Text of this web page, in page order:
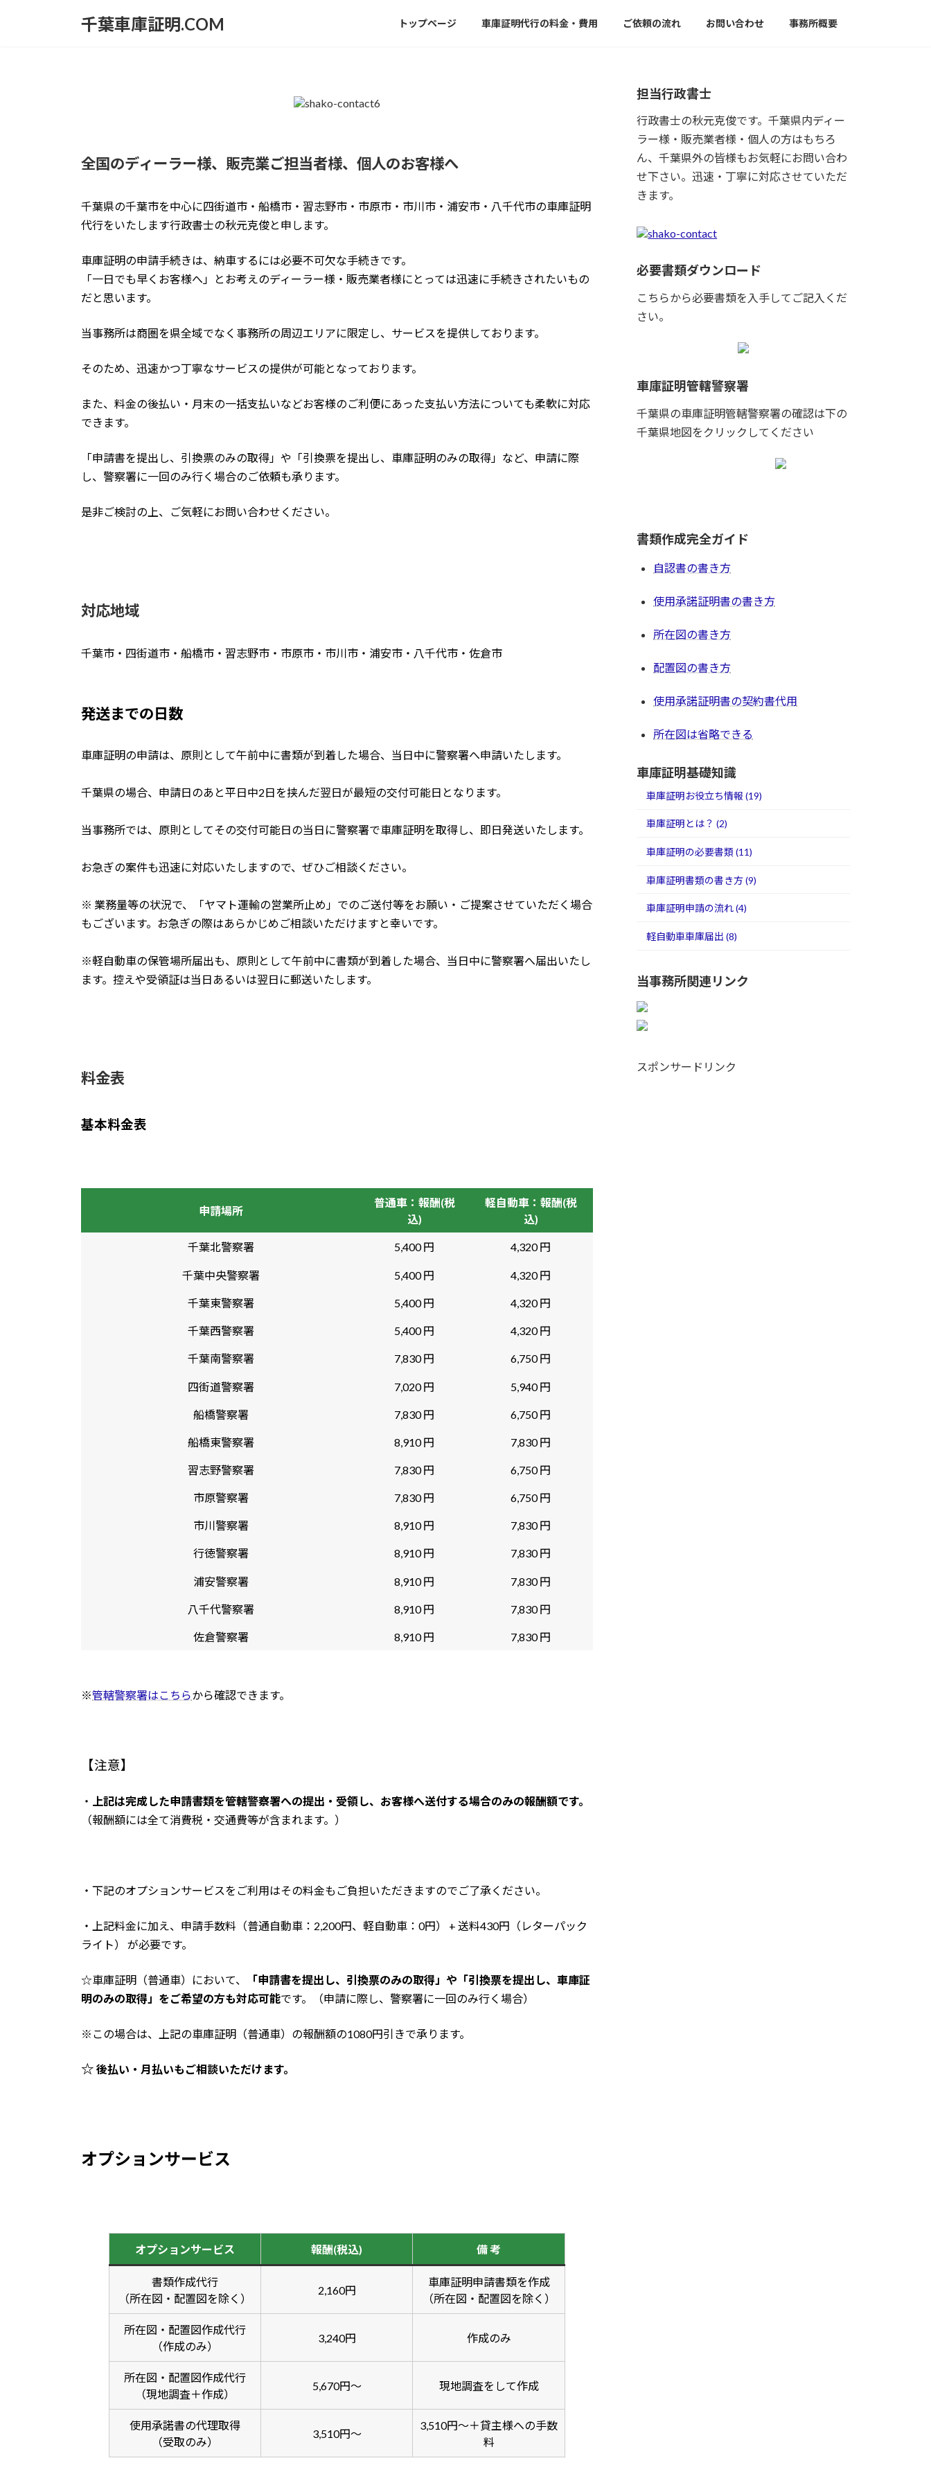
千葉車庫証明.COM トップページ 車庫証明代行の料金・費用 ご依頼の流れ お問い合わせ 事務所概要
全国のディーラー様、販売業ご担当者様、個人のお客様へ
千葉県の千葉市を中心に四街道市・船橋市・習志野市・市原市・市川市・浦安市・八千代市の車庫証明
代行をいたします行政書士の秋元克俊と申します。
車庫証明の申請手続きは、納車するには必要不可欠な手続きです。
「一日でも早くお客様へ」とお考えのディーラー様・販売業者様にとっては迅速に手続きされたいもの
だと思います。
当事務所は商圏を県全域でなく事務所の周辺エリアに限定し、サービスを提供しております。
そのため、迅速かつ丁寧なサービスの提供が可能となっております。
また、料金の後払い・月末の一括支払いなどお客様のご利便にあった支払い方法についても柔軟に対応
できます。
「申請書を提出し、引換票のみの取得」や「引換票を提出し、車庫証明のみの取得」など、申請に際
し、警察署に一回のみ行く場合のご依頼も承ります。
是非ご検討の上、ご気軽にお問い合わせください。
対応地域
千葉市・四街道市・船橋市・習志野市・市原市・市川市・浦安市・八千代市・佐倉市
発送までの日数
車庫証明の申請は、原則として午前中に書類が到着した場合、当日中に警察署へ申請いたします。
千葉県の場合、申請日のあと平日中2日を挟んだ翌日が最短の交付可能日となります。
当事務所では、原則としてその交付可能日の当日に警察署で車庫証明を取得し、即日発送いたします。
お急ぎの案件も迅速に対応いたしますので、ぜひご相談ください。
※ 業務量等の状況で、「ヤマト運輸の営業所止め」でのご送付等をお願い・ご提案させていただく場合
もございます。お急ぎの際はあらかじめご相談いただけますと幸いです。
※軽自動車の保管場所届出も、原則として午前中に書類が到着した場合、当日中に警察署へ届出いたし
ます。控えや受領証は当日あるいは翌日に郵送いたします。
料金表
基本料金表
申請場所
普通車：報酬(税
込)
軽自動車：報酬(税
込)
千葉北警察署 5,400 円 4,320 円
千葉中央警察署 5,400 円 4,320 円
千葉東警察署 5,400 円 4,320 円
千葉西警察署 5,400 円 4,320 円
千葉南警察署 7,830 円 6,750 円
四街道警察署 7,020 円 5,940 円
船橋警察署 7,830 円 6,750 円
船橋東警察署 8,910 円 7,830 円
習志野警察署 7,830 円 6,750 円
市原警察署 7,830 円 6,750 円
市川警察署 8,910 円 7,830 円
行徳警察署 8,910 円 7,830 円
浦安警察署 8,910 円 7,830 円
八千代警察署 8,910 円 7,830 円
佐倉警察署 8,910 円 7,830 円
※管轄警察署はこちらから確認できます。
【注意】
・
上記は完成した申請書類を管轄警察署への提出・受領し、お客様へ送付する場合のみの報酬額です。
（報酬額には全て消費税・交通費等が含まれます。）
・下記のオプションサービスをご利用はその料金もご負担いただきますのでご了承ください。
・上記料金に加え、申請手数料（普通自動車：2,200円、軽自動車：0円） + 送料430円（レターパック
ライト） が必要です。
☆車庫証明（普通車）において、
「申請書を提出し、引換票のみの取得」や「引換票を提出し、車庫証
明のみの取得」をご希望の方も対応可能です。（申請に際し、警察署に一回のみ行く場合）
※この場合は、上記の車庫証明（普通車）の報酬額の1080円引きで承ります。
☆ 後払い・月払いもご相談いただけます。
オプションサービス
オプションサービス 報酬(税込) 備 考
書類作成代行
（所在図・配置図を除く）
2,160円
車庫証明申請書類を作成
（所在図・配置図を除く）
所在図・配置図作成代行
（作成のみ）
3,240円 作成のみ
所在図・配置図作成代行
（現地調査＋作成）
5,670円～ 現地調査をして作成
使用承諾書の代理取得
（受取のみ）
3,510円～
3,510円～＋貸主様への手数
料
担当行政書士
行政書士の秋元克俊です。千葉県内ディー
ラー様・販売業者様・個人の方はもちろ
ん、千葉県外の皆様もお気軽にお問い合わ
せ下さい。迅速・丁寧に対応させていただ
きます。
必要書類ダウンロード
こちらから必要書類を入手してご記入くだ
さい。
車庫証明管轄警察署
千葉県の車庫証明管轄警察署の確認は下の
千葉県地図をクリックしてください
書類作成完全ガイド
自認書の書き方
使用承諾証明書の書き方
所在図の書き方
配置図の書き方
使用承諾証明書の契約書代用
所在図は省略できる
車庫証明基礎知識
車庫証明お役立ち情報 (19)
車庫証明とは？ (2)
車庫証明の必要書類 (11)
車庫証明書類の書き方 (9)
車庫証明申請の流れ (4)
軽自動車車庫届出 (8)
当事務所関連リンク
スポンサードリンク